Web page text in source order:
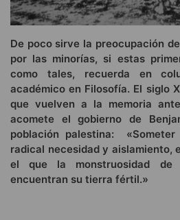
De poco sirve la preocupación
por las minorías, si estas
como tales, recuerda en
académico en Filosofía. El siglo
que vuelven a la memoria
acomete el gobierno de
población palestina:
radical necesidad y aislamiento,
el que la monstruosidad de
encuentran su tierra fértil.»